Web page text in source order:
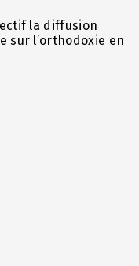
la diffusion
sur l’orthodoxie en